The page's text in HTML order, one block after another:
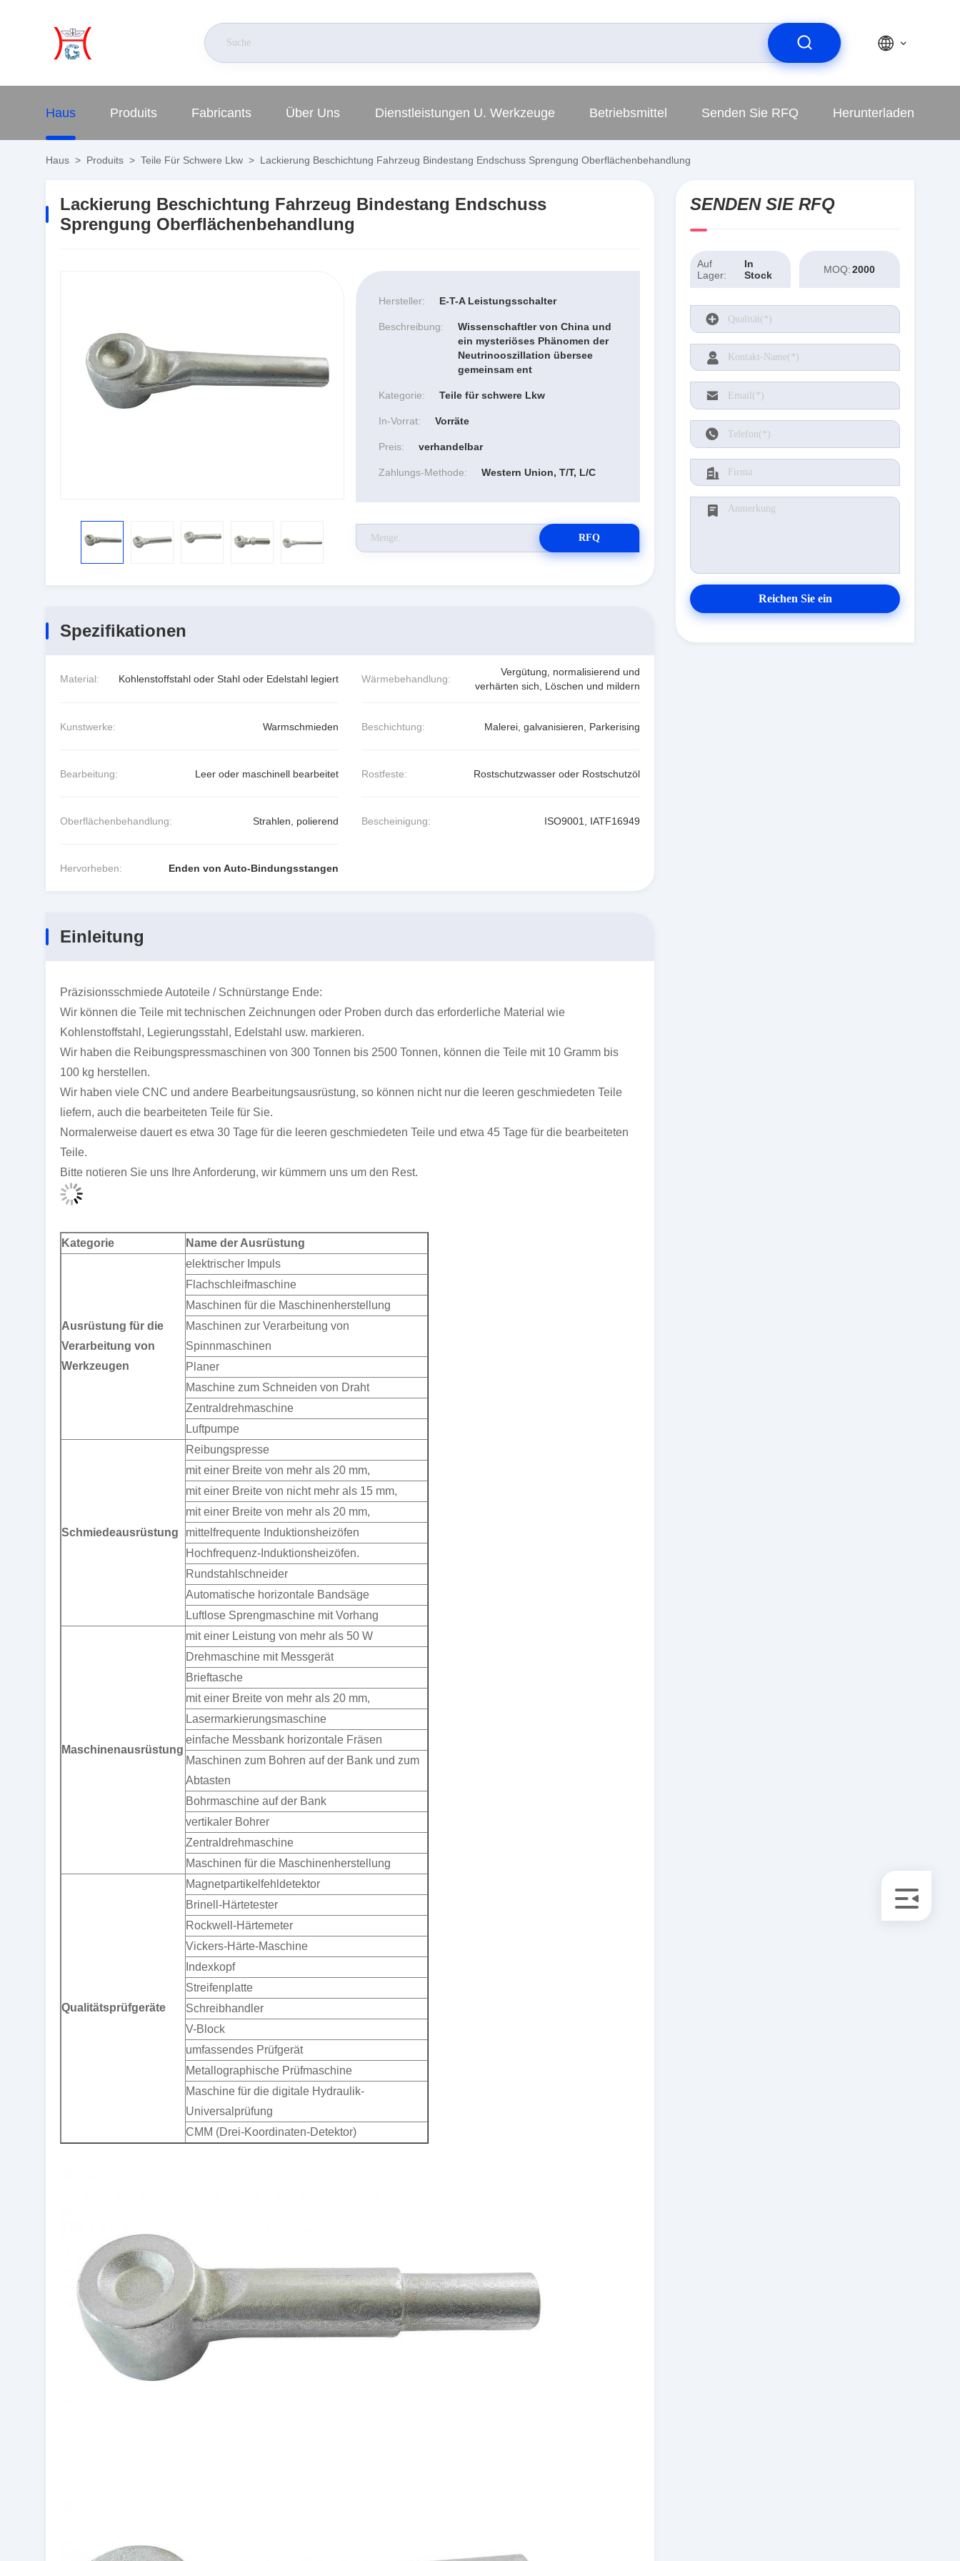
Haus Produits Fabricants Über Uns Dienstleistungen U. Werkzeuge Betriebsmittel Senden Sie RFQ Herunterladen
Haus > Produits > Teile Für Schwere Lkw > Lackierung Beschichtung Fahrzeug Bindestang Endschuss Sprengung Oberflächenbehandlung
Lackierung Beschichtung Fahrzeug Bindestang Endschuss
Sprengung Oberflächenbehandlung
Hersteller: E-T-A Leistungsschalter
Beschreibung:
Wissenschaftler von China und
ein mysteriöses Phänomen der
Neutrinooszillation übersee
gemeinsam ent
Kategorie: Teile für schwere Lkw
In-Vorrat: Vorräte
Preis: verhandelbar
Zahlungs-Methode: Western Union, T/T, L/C
RFQ
Spezifikationen
Material: Kohlenstoffstahl oder Stahl oder Edelstahl legiert Wärmebehandlung:
Vergütung, normalisierend und
verhärten sich, Löschen und mildern
Kunstwerke: Warmschmieden Beschichtung: Malerei, galvanisieren, Parkerising
Bearbeitung: Leer oder maschinell bearbeitet Rostfeste: Rostschutzwasser oder Rostschutzöl
Oberflächenbehandlung: Strahlen, polierend Bescheinigung: ISO9001, IATF16949
Hervorheben: Enden von Auto-Bindungsstangen
Einleitung
Präzisionsschmiede Autoteile / Schnürstange Ende:
Wir können die Teile mit technischen Zeichnungen oder Proben durch das erforderliche Material wie
Kohlenstoffstahl, Legierungsstahl, Edelstahl usw. markieren.
Wir haben die Reibungspressmaschinen von 300 Tonnen bis 2500 Tonnen, können die Teile mit 10 Gramm bis
100 kg herstellen.
Wir haben viele CNC und andere Bearbeitungsausrüstung, so können nicht nur die leeren geschmiedeten Teile
liefern, auch die bearbeiteten Teile für Sie.
Normalerweise dauert es etwa 30 Tage für die leeren geschmiedeten Teile und etwa 45 Tage für die bearbeiteten
Teile.
Bitte notieren Sie uns Ihre Anforderung, wir kümmern uns um den Rest.
Kategorie Name der Ausrüstung
Ausrüstung für die
Verarbeitung von
Werkzeugen
elektrischer Impuls
Flachschleifmaschine
Maschinen für die Maschinenherstellung
Maschinen zur Verarbeitung von
Spinnmaschinen
Planer
Maschine zum Schneiden von Draht
Zentraldrehmaschine
Luftpumpe
Schmiedeausrüstung
Reibungspresse
mit einer Breite von mehr als 20 mm,
mit einer Breite von nicht mehr als 15 mm,
mit einer Breite von mehr als 20 mm,
mittelfrequente Induktionsheizöfen
Hochfrequenz-Induktionsheizöfen.
Rundstahlschneider
Automatische horizontale Bandsäge
Luftlose Sprengmaschine mit Vorhang
Maschinenausrüstung
mit einer Leistung von mehr als 50 W
Drehmaschine mit Messgerät
Brieftasche
mit einer Breite von mehr als 20 mm,
Lasermarkierungsmaschine
einfache Messbank horizontale Fräsen
Maschinen zum Bohren auf der Bank und zum
Abtasten
Bohrmaschine auf der Bank
vertikaler Bohrer
Zentraldrehmaschine
Maschinen für die Maschinenherstellung
Qualitätsprüfgeräte
Magnetpartikelfehldetektor
Brinell-Härtetester
Rockwell-Härtemeter
Vickers-Härte-Maschine
Indexkopf
Streifenplatte
Schreibhandler
V-Block
umfassendes Prüfgerät
Metallographische Prüfmaschine
Maschine für die digitale Hydraulik-
Universalprüfung
CMM (Drei-Koordinaten-Detektor)
SENDEN SIE RFQ
Auf
Lager:
In
Stock
MOQ: 2000
Reichen Sie ein